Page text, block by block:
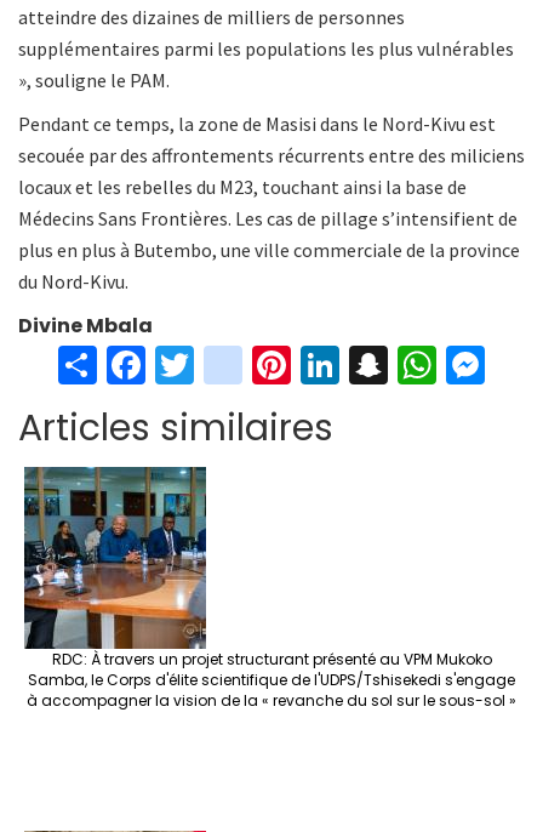
atteindre des dizaines de milliers de personnes
supplémentaires parmi les populations les plus vulnérables
», souligne le PAM.
Pendant ce temps, la zone de Masisi dans le Nord-Kivu est
secouée par des affrontements récurrents entre des miliciens
locaux et les rebelles du M23, touchant ainsi la base de
Médecins Sans Frontières. Les cas de pillage s’intensifient de
plus en plus à Butembo, une ville commerciale de la province
du Nord-Kivu.
Divine Mbala
S
h
ar
e
Fa
ce
b
o
o
k
T
wi
tt
er
in
st
ag
Pi
er
Li S W
Articles similaires
RDC: À travers un projet structurant présenté au VPM Mukoko
Samba, le Corps d'élite scientifique de l'UDPS/Tshisekedi s'engage
à accompagner la vision de la « revanche du sol sur le sous-sol »